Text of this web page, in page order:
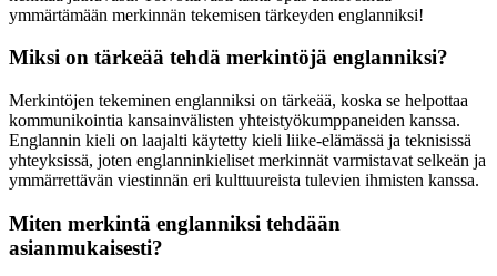
ymmärtämään merkinnän tekemisen tärkeyden englanniksi!
Miksi on tärkeää tehdä merkintöjä englanniksi?
Merkintöjen tekeminen englanniksi on tärkeää, koska se helpottaa
kommunikointia kansainvälisten yhteistyökumppaneiden kanssa.
Englannin kieli on laajalti käytetty kieli liike-elämässä ja teknisissä
yhteyksissä, joten englanninkieliset merkinnät varmistavat selkeän ja
ymmärrettävän viestinnän eri kulttuureista tulevien ihmisten kanssa.
Miten merkintä englanniksi tehdään
asianmukaisesti?